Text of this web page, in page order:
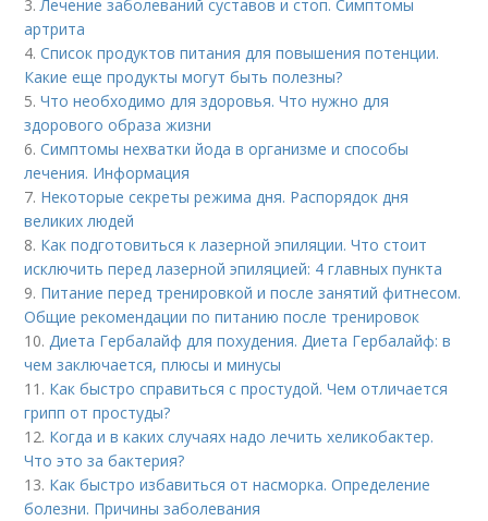
3.Лечение заболеваний суставов и стоп. Симптомы
артрита
4.Список продуктов питания для повышения потенции.
Какие еще продукты могут быть полезны?
5.Что необходимо для здоровья. Что нужно для
здорового образа жизни
6.Симптомы нехватки йода в организме и способы
лечения. Информация
7. Некоторые секреты режима дня. Распорядок дня
великих людей
8. Как подготовиться к лазерной эпиляции. Что стоит
исключить перед лазерной эпиляцией: 4 главных пункта
9. Питание перед тренировкой и после занятий фитнесом.
Общие рекомендации по питанию после тренировок
10.Диета Гербалайф для похудения. Диета Гербалайф: в
чем заключается, плюсы и минусы
11. Как быстро справиться с простудой. Чем отличается
грипп от простуды?
12. Когда и в каких случаях надо лечить хеликобактер.
Что это за бактерия?
13. Как быстро избавиться от насморка. Определение
болезни. Причины заболевания